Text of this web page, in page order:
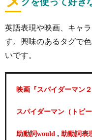
英語表現や映画、キャ
す。興味のあるタグで
いです。
映画『スパイダーマン２
スパイダーマン（トビ
助動詞would , 助動詞表